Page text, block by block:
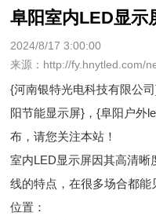
阜阳室内LED显示
2024/8/17 3:00:00
来源：http://fy.hnytled.com/
{河南银特光电科技有限公
阳节能显示屏}，{阜阳户外
布，请您关注本站！
室内LED显示屏因其高清
线的特点，在很多场合都
位置：